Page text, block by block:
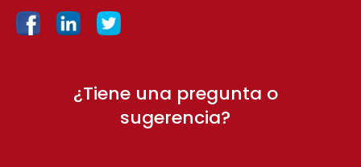
¿Tiene una pregunta o
sugerencia?